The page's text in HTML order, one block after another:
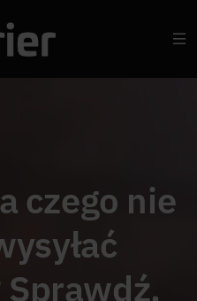
czego nie